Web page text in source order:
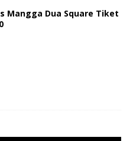
Mangga Dua Square Tiket